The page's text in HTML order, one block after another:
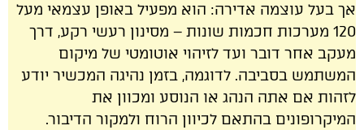
אך בעל עוצמה אדירה: הוא מפעיל באופן עצמאי מעל
120 מערכות חכמות שונות – מסינון רעשי רקע, דרך
מעקב אחר דובר ועד לזיהוי אוטומטי של מיקום
המשתמש בסביבה. לדוגמה, בזמן נהיגה המכשיר יודע
לזהות אם אתה הנהג או הנוסע ומכוון את
המיקרופונים בהתאם לכיוון הרוח ולמקור הדיבור.